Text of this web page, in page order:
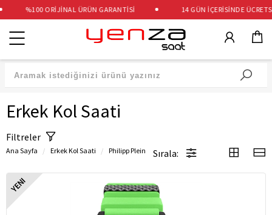
%100 ORİJİNAL ÜRÜN GARANTİSİ 14 GÜN İÇERİSİNDE ÜCRETSİZ
Kategoriler
Erkek Kol Saati
Filtreler
Ana Sayfa Erkek Kol Saati Philipp Plein Sırala:
YENI